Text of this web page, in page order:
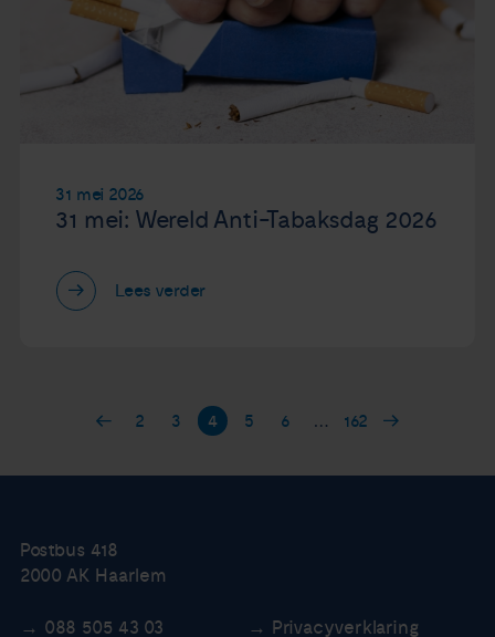
31 mei 2026
31 mei: Wereld Anti-Tabaksdag 2026
Lees verder
2 3 4 5 6 … 162
Postbus 418
2000 AK Haarlem
088 505 43 03 Privacyverklaring